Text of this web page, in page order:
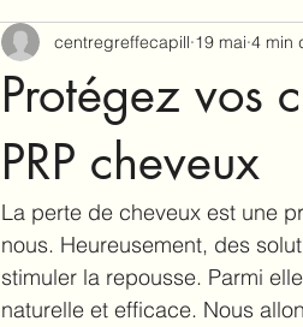
Protégez vos
PRP cheveux
centregreffecapill 19 mai 4 min
La perte de cheveux est une
nous. Heureusement, des
stimuler la repousse. Parmi
naturelle et efficace. Nous